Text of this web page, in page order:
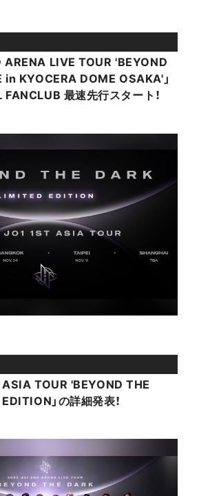
ARENA LIVE TOUR 'BEYOND
KYOCERA DOME OSAKA'」
最速先行スタート！
TOUR 'BEYOND THE
」の詳細発表！